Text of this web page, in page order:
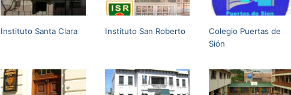
Instituto Santa Clara Instituto San Roberto
Colegio Puertas de
Sión